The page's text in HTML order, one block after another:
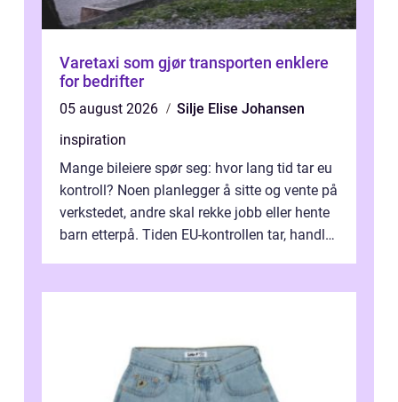
Varetaxi som gjør transporten enklere
for bedrifter
05 august 2026
Silje Elise Johansen
inspiration
Mange bileiere spør seg: hvor lang tid tar eu
kontroll? Noen planlegger å sitte og vente på
verkstedet, andre skal rekke jobb eller hente
barn etterpå. Tiden EU-kontrollen tar, handler